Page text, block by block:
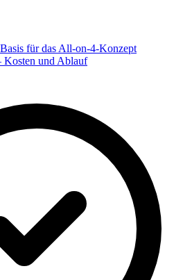
für das All-on-4-Konzept
Kosten und Ablauf